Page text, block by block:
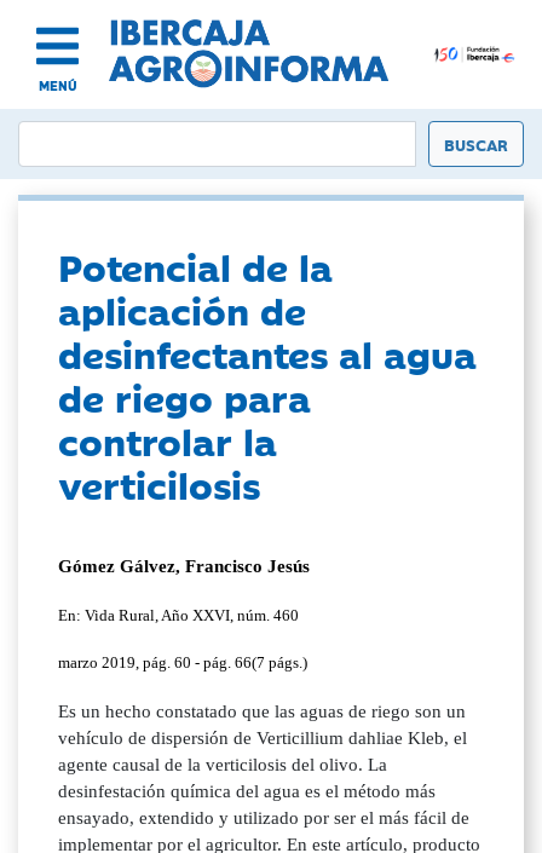
MENÚ
Potencial de la
aplicación de
desinfectantes al agua
de riego para
controlar la
verticilosis
Gómez Gálvez, Francisco Jesús
En: Vida Rural, Año XXVI, núm. 460
marzo 2019, pág. 60 - pág. 66(7 págs.)
Es un hecho constatado que las aguas de riego son un
vehículo de dispersión de Verticillium dahliae Kleb, el
agente causal de la verticilosis del olivo. La
desinfestación química del agua es el método más
ensayado, extendido y utilizado por ser el más fácil de
implementar por el agricultor. En este artículo, producto